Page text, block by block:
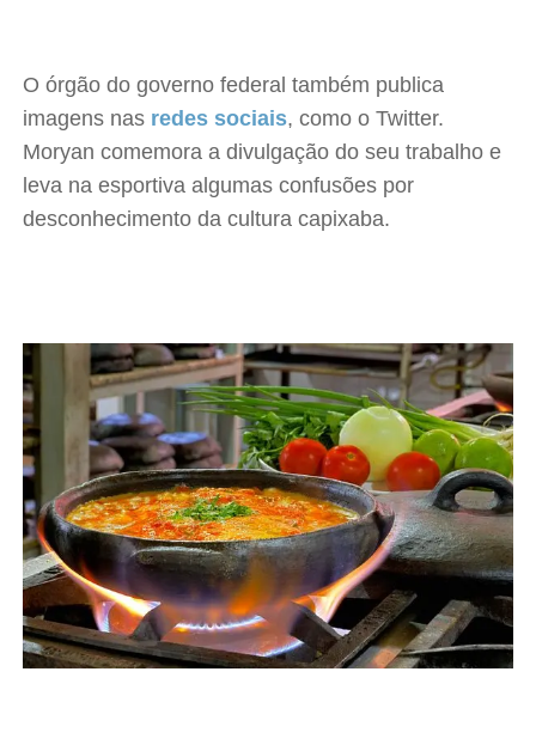
O órgão do governo federal também publica
imagens nas redes sociais, como o Twitter.
Moryan comemora a divulgação do seu trabalho e
leva na esportiva algumas confusões por
desconhecimento da cultura capixaba.